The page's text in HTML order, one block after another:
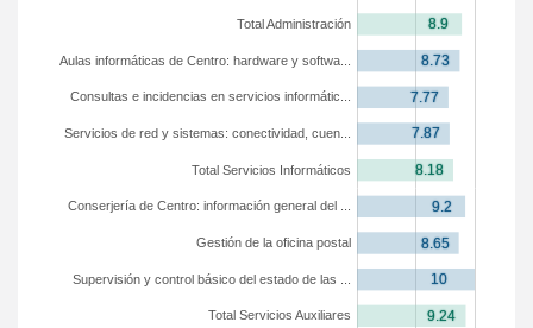
Total Servicios Auxiliares
Supervisión y control básico del estado de las ...
Gestión de la oficina postal
Conserjería de Centro: información general del ...
Total Servicios Informáticos
Servicios de red y sistemas: conectividad, cuen...
Consultas e incidencias en servicios informátic...
Aulas informáticas de Centro: hardware y softwa...
Total Administración